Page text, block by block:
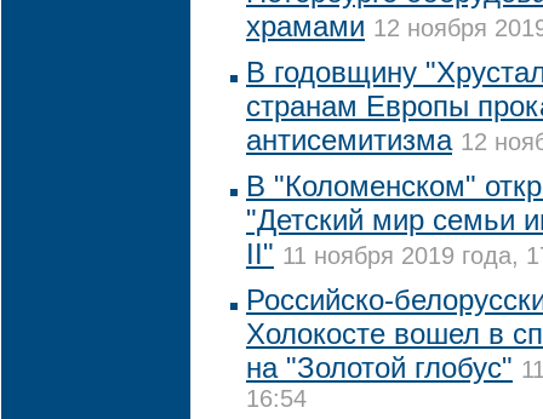
храмами 12 ноября
В годовщину
странам Европы
антисемитизма 12
В "Коломенском"
"Детский мир семьи
II" 11 ноября 2019 года,
Российско-
Холокосте вошел в
на "Золотой глобус"
16:54